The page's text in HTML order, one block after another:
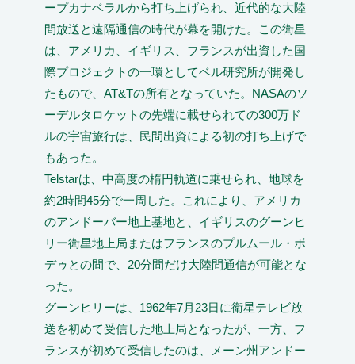
ープカナベラルから打ち上げられ、近代的な大陸
間放送と遠隔通信の時代が幕を開けた。この衛星
は、アメリカ、イギリス、フランスが出資した国
際プロジェクトの一環としてベル研究所が開発し
たもので、AT&Tの所有となっていた。NASAのソ
ーデルタロケットの先端に載せられての300万ド
ルの宇宙旅行は、民間出資による初の打ち上げで
もあった。
Telstarは、中高度の楕円軌道に乗せられ、地球を
約2時間45分で一周した。これにより、アメリカ
のアンドーバー地上基地と、イギリスのグーンヒ
リー衛星地上局またはフランスのプルムール・ボ
デゥとの間で、20分間だけ大陸間通信が可能とな
った。
グーンヒリーは、1962年7月23日に衛星テレビ放
送を初めて受信した地上局となったが、一方、フ
ランスが初めて受信したのは、メーン州アンドー